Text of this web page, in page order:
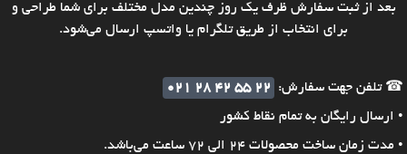
بعد از ثبت سفارش ظرف یک روز چندین مدل مختلف برای شما طراحی و
برای انتخاب از طریق تلگرام یا واتسپ ارسال می‌شود.
☎ تلفن جهت سفارش:
021 28 42 55 22
• ارسال رایگان به تمام نقاط کشور
• مدت زمان ساخت محصولات 24 الی 72 ساعت می‌باشد.